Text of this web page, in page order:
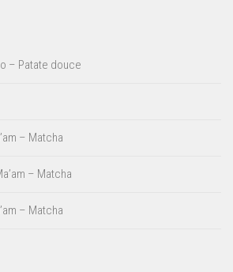
– Patate douce
– Matcha
– Matcha
– Matcha